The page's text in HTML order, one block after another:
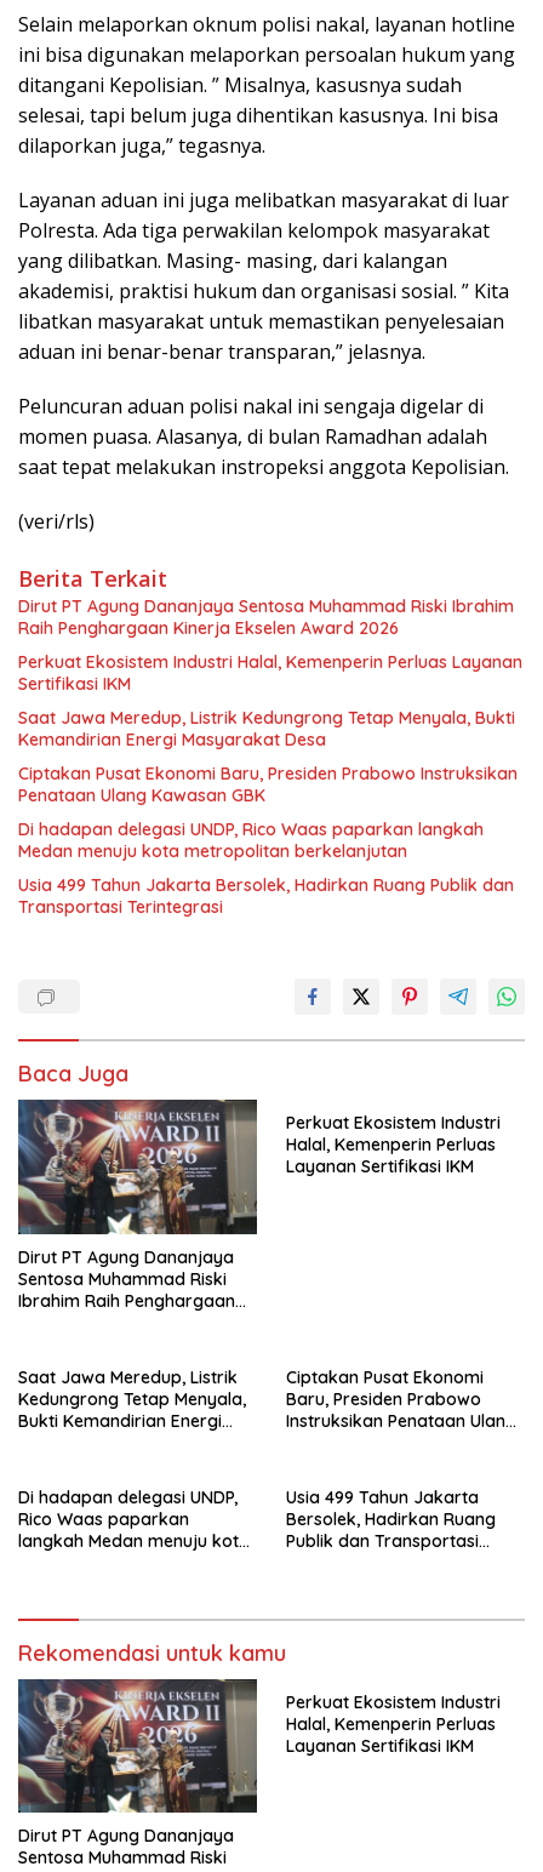
Selain melaporkan oknum polisi nakal, layanan hotline
ini bisa digunakan melaporkan persoalan hukum yang
ditangani Kepolisian. ” Misalnya, kasusnya sudah
selesai, tapi belum juga dihentikan kasusnya. Ini bisa
dilaporkan juga,” tegasnya.
Layanan aduan ini juga melibatkan masyarakat di luar
Polresta. Ada tiga perwakilan kelompok masyarakat
yang dilibatkan. Masing- masing, dari kalangan
akademisi, praktisi hukum dan organisasi sosial. ” Kita
libatkan masyarakat untuk memastikan penyelesaian
aduan ini benar-benar transparan,” jelasnya.
Peluncuran aduan polisi nakal ini sengaja digelar di
momen puasa. Alasanya, di bulan Ramadhan adalah
saat tepat melakukan instropeksi anggota Kepolisian.
(veri/rls)
Berita Terkait
Dirut PT Agung Dananjaya Sentosa Muhammad Riski Ibrahim
Raih Penghargaan Kinerja Ekselen Award 2026
Perkuat Ekosistem Industri Halal, Kemenperin Perluas Layanan
Sertifikasi IKM
Saat Jawa Meredup, Listrik Kedungrong Tetap Menyala, Bukti
Kemandirian Energi Masyarakat Desa
Ciptakan Pusat Ekonomi Baru, Presiden Prabowo Instruksikan
Penataan Ulang Kawasan GBK
Di hadapan delegasi UNDP, Rico Waas paparkan langkah
Medan menuju kota metropolitan berkelanjutan
Usia 499 Tahun Jakarta Bersolek, Hadirkan Ruang Publik dan
Transportasi Terintegrasi
Baca Juga
Dirut PT Agung Dananjaya
Sentosa Muhammad Riski
Ibrahim Raih Penghargaan
Perkuat Ekosistem Industri
Halal, Kemenperin Perluas
Layanan Sertifikasi IKM
Saat Jawa Meredup, Listrik
Kedungrong Tetap Menyala,
Bukti Kemandirian Energi
Ciptakan Pusat Ekonomi
Baru, Presiden Prabowo
Instruksikan Penataan Ulang
Di hadapan delegasi UNDP,
Rico Waas paparkan
langkah Medan menuju kota
Usia 499 Tahun Jakarta
Bersolek, Hadirkan Ruang
Publik dan Transportasi
Rekomendasi untuk kamu
Dirut PT Agung Dananjaya
Sentosa Muhammad Riski
Perkuat Ekosistem Industri
Halal, Kemenperin Perluas
Layanan Sertifikasi IKM